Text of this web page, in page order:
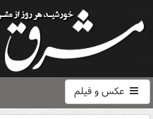
عکس و فیلم